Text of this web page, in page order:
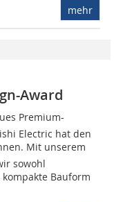
mehr
Award
Premium-
Electric hat den
Mit unserem
sowohl
Bauform